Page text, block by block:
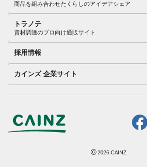
商品を組み合わせたくらしのアイデアシェア
トラノテ
資材調達のプロ向け通販サイト
採用情報
カインズ 企業サイト
©2026 CAINZ